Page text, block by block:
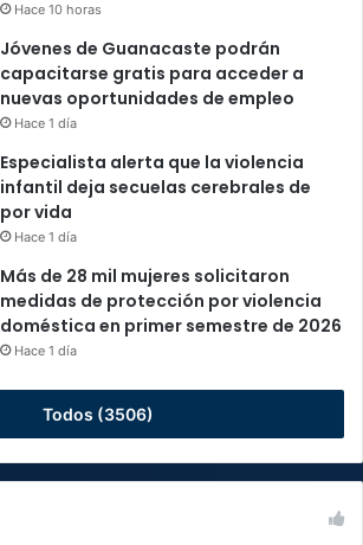
Hace 10 horas
Jóvenes de Guanacaste podrán
capacitarse gratis para acceder a
nuevas oportunidades de empleo
Hace 1 día
Especialista alerta que la violencia
infantil deja secuelas cerebrales de
por vida
Hace 1 día
Más de 28 mil mujeres solicitaron
medidas de protección por violencia
doméstica en primer semestre de 2026
Hace 1 día
Todos (3506)